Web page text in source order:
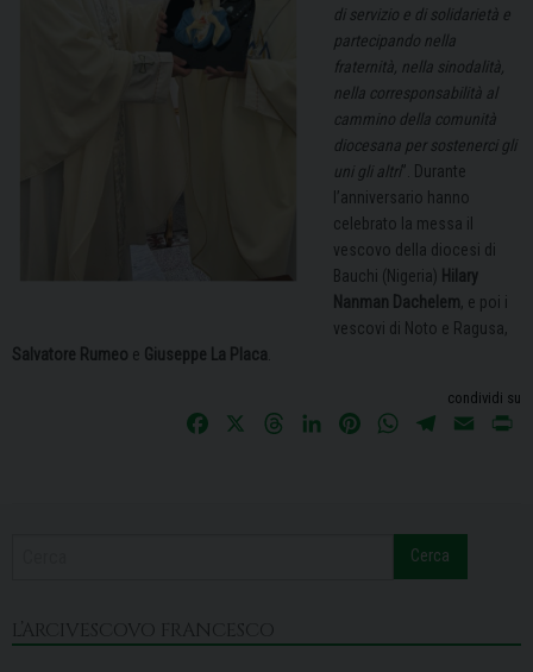
di servizio e di solidarietà e
partecipando nella
fraternità, nella sinodalità,
nella corresponsabilità al
cammino della comunità
diocesana per sostenerci gli
uni gli altri”. Durante
l’anniversario hanno
celebrato la messa il
vescovo della diocesi di
Bauchi (Nigeria) Hilary
Nanman Dachelem, e poi i
vescovi di Noto e Ragusa,
Salvatore Rumeo e Giuseppe La Placa.
condividi su
k
t
s
A
g
r
Cerca
L’ARCIVESCOVO FRANCESCO